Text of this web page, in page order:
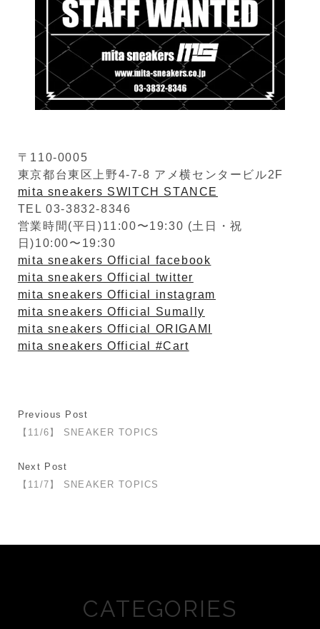
〒110-0005
東京都台東区上野4-7-8 アメ横センタービル2F
mita sneakers SWITCH STANCE
TEL 03-3832-8346
営業時間(平日)11:00〜19:30 (土日・祝
日)10:00〜19:30
mita sneakers Official facebook
mita sneakers Official twitter
mita sneakers Official instagram
mita sneakers Official Sumally
mita sneakers Official ORIGAMI
mita sneakers Official #Cart
Previous Post
【11/6】 SNEAKER TOPICS
Next Post
【11/7】 SNEAKER TOPICS
CATEGORIES